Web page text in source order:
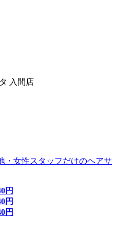
入間店
女性スタッフだけのヘアサ
円
円
円